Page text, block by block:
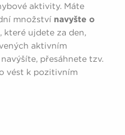
aktivity. Máte
množství navyšte o
které ujdete za den,
aktivním
přesáhnete tzv.
vést k pozitivním